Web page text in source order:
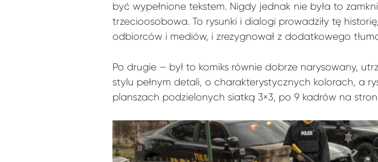
być wypełnione tekstem. Nigdy jednak nie była to
trzecioosobowa. To rysunki i dialogi prowadziły tę
odbiorców i mediów, i zrezygnował z dodatkowego
Po drugie – był to komiks równie dobrze narysowany,
stylu pełnym detali, o charakterystycznych kolorach, a
planszach podzielonych siatką 3×3, po 9 kadrów na